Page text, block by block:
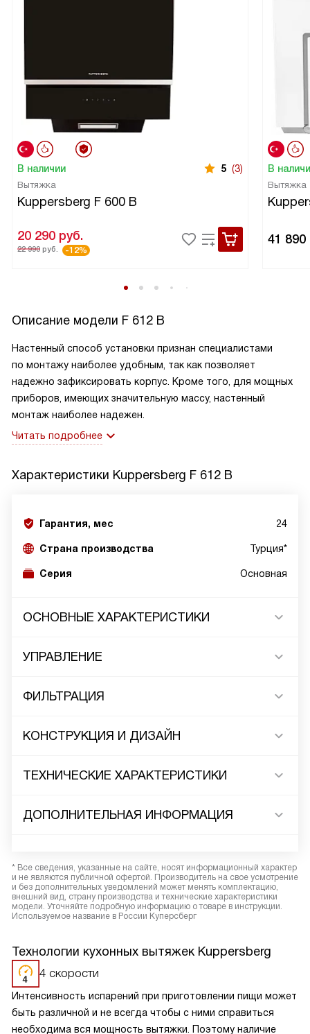
В наличии 5 (3)
Вытяжка
Kuppersberg F 600 B
20 290 руб.
22 990 руб. -12%
В
Вытяжка
41 890
Описание модели F 612 B
Настенный способ установки признан специалистами
по монтажу наиболее удобным, так как позволяет
надежно зафиксировать корпус. Кроме того, для мощных
приборов, имеющих значительную массу, настенный
монтаж наиболее надежен.
Читать подробнее
Характеристики Kuppersberg F 612 B
Гарантия, мес 24
Страна производства Турция*
Серия Основная
ОСНОВНЫЕ ХАРАКТЕРИСТИКИ
УПРАВЛЕНИЕ
ФИЛЬТРАЦИЯ
КОНСТРУКЦИЯ И ДИЗАЙН
ТЕХНИЧЕСКИЕ ХАРАКТЕРИСТИКИ
ДОПОЛНИТЕЛЬНАЯ ИНФОРМАЦИЯ
* Все сведения, указанные на сайте, носят информационный характер
и не являются публичной офертой. Производитель на свое усмотрение
и без дополнительных уведомлений может менять комплектацию,
внешний вид, страну производства и технические характеристики
модели. Уточняйте подробную информацию о товаре в инструкции.
Используемое название в России Куперсберг
Технологии кухонных вытяжек Kuppersberg
4 скорости
Интенсивность испарений при приготовлении пищи может
быть различной и не всегда чтобы с ними справиться
необходима вся мощность вытяжки. Поэтому наличие